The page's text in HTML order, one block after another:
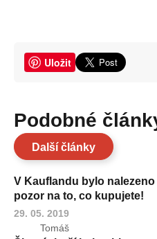
Uložit
Podobné
Další články
V Kauflandu bylo
pozor na to, co kupujete!
29. 05. 2019
Tomáš